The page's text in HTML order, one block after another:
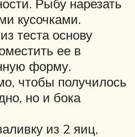
Рыбу нарезать
кусочками.
теста основу
ее в
форму.
чтобы получилось
но и бока
из 2 яиц,